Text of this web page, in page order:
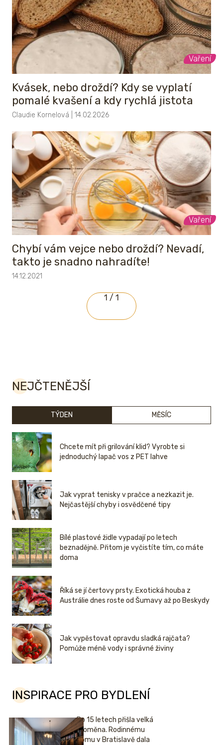
Vaření
Kvásek, nebo droždí? Kdy se vyplatí
pomalé kvašení a kdy rychlá jistota
Claudie Kornelová | 14.02.2026
Vaření
Chybí vám vejce nebo droždí? Nevadí,
takto je snadno nahradíte!
14.12.2021
1 / 1
NEJČTENĚJŠÍ
TÝDEN MĚSÍC
Chcete mít při grilování klid? Vyrobte si
jednoduchý lapač vos z PET lahve
Jak vyprat tenisky v pračce a nezkazit je.
Nejčastější chyby i osvědčené tipy
Bílé plastové židle vypadají po letech
beznadějně. Přitom je vyčistíte tím, co máte
doma
Říká se jí čertovy prsty. Exotická houba z
Austrálie dnes roste od Šumavy až po Beskydy
Jak vypěstovat opravdu sladká rajčata?
Pomůže méně vody i správné živiny
INSPIRACE PRO BYDLENÍ
Po 15 letech přišla velká
proměna. Rodinnému
domu v Bratislavě dala